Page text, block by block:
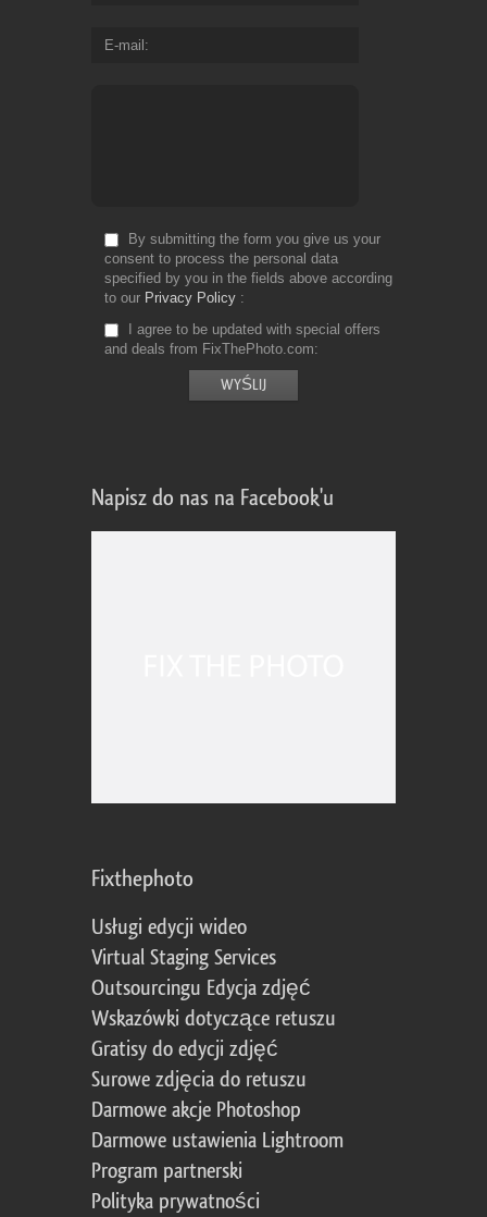
E-mail
By submitting the form you give us your
consent to process the personal data
specified by you in the fields above according
to our Privacy Policy
I agree to be updated with special offers
and deals from FixThePhoto.com
Napisz do nas na Facebook'u
Fixthephoto
Usługi edycji wideo
Virtual Staging Services
Outsourcingu Edycja zdjęć
Wskazówki dotyczące retuszu
Gratisy do edycji zdjęć
Surowe zdjęcia do retuszu
Darmowe akcje Photoshop
Darmowe ustawienia Lightroom
Program partnerski
Polityka prywatności